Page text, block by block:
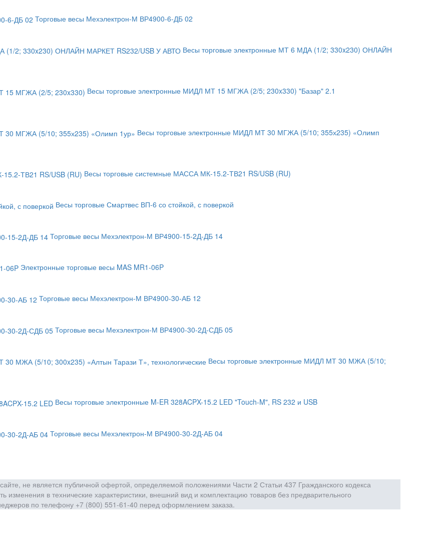
Торговые весы Мехэлектрон-М ВР4900-6-ДБ 02
Весы торговые электронные МТ 6 МДА (1/2; 330x230) ОНЛАЙН
Весы торговые электронные МИДЛ МТ 15 МГЖА (2/5; 230x330) "Базар" 2.1
Весы торговые электронные МИДЛ МТ 30 МГЖА (5/10; 355х235) «Олимп
Весы торговые системные МАССА МК-15.2-ТВ21 RS/USB (RU)
Весы торговые Смартвес ВП-6 со стойкой, с поверкой
Торговые весы Мехэлектрон-М ВР4900-15-2Д-ДБ 14
Электронные торговые весы MAS MR1-06P
Торговые весы Мехэлектрон-М ВР4900-30-АБ 12
Торговые весы Мехэлектрон-М ВР4900-30-2Д-СДБ 05
Весы торговые электронные МИДЛ МТ 30 МЖА (5/10;
Весы торговые электронные M-ER 328ACPX-15.2 LED "Touch-M", RS 232 и USB
Торговые весы Мехэлектрон-М ВР4900-30-2Д-АБ 04
не является публичной офертой, определяемой положениями Части 2 Статьи 437 Гражданского кодекса
изменения в технические характеристики, внешний вид и комплектацию товаров без предварительного
по телефону +7 (800) 551-61-40 перед оформлением заказа.